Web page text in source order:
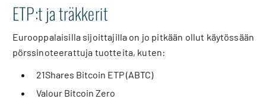
ETP:t ja träkkerit
Eurooppalaisilla sijoittajilla on jo pitkään ollut käytössään
pörssinoteerattuja tuotteita, kuten:
21Shares Bitcoin ETP (ABTC)
Valour Bitcoin Zero